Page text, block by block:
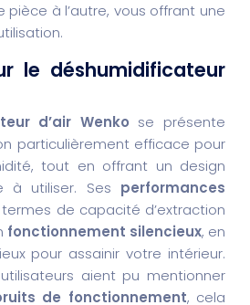
pièce à l’autre, vous offrant une
le déshumidificateur
d’air Wenko se présente
particulièrement efficace pour
tout en offrant un design
à utiliser. Ses performances
de capacité d’extraction
fonctionnement silencieux, en
pour assainir votre intérieur.
aient pu mentionner
de fonctionnement, cela